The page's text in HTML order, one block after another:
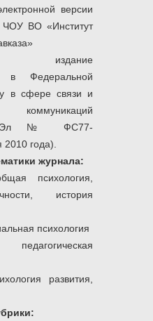
версии
ЧОУ ВО «Институт
издание
в Федеральной
в сфере связи и
Эл № ФС77-
года).
журнала:
психология,
история
психология
развития,